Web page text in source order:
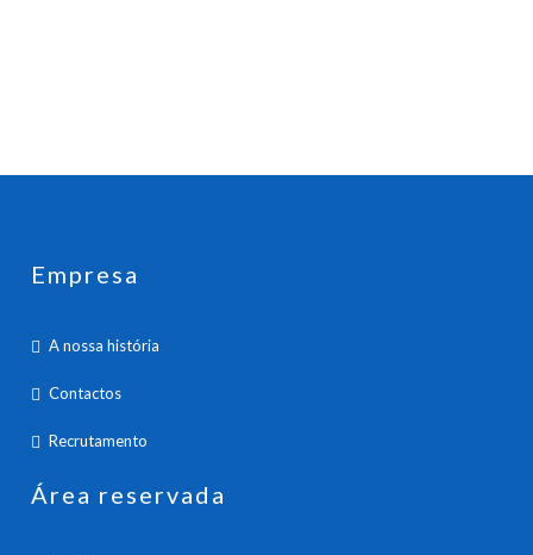
Empresa
A nossa história
Contactos
Recrutamento
Área reservada